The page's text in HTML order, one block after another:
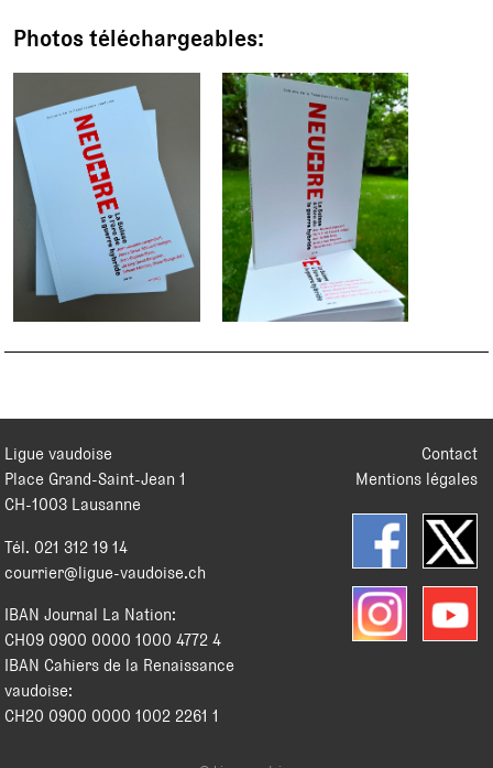
Photos téléchargeables:
Contact
Mentions légales
Ligue vaudoise
Place Grand-Saint-Jean 1
CH-1003 Lausanne
Tél. 021 312 19 14
courrier@ligue-vaudoise.ch
IBAN Journal La Nation:
CH09 0900 0000 1000 4772 4
IBAN Cahiers de la Renaissance
vaudoise:
CH20 0900 0000 1002 2261 1